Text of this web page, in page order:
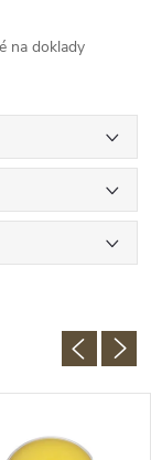
na doklady